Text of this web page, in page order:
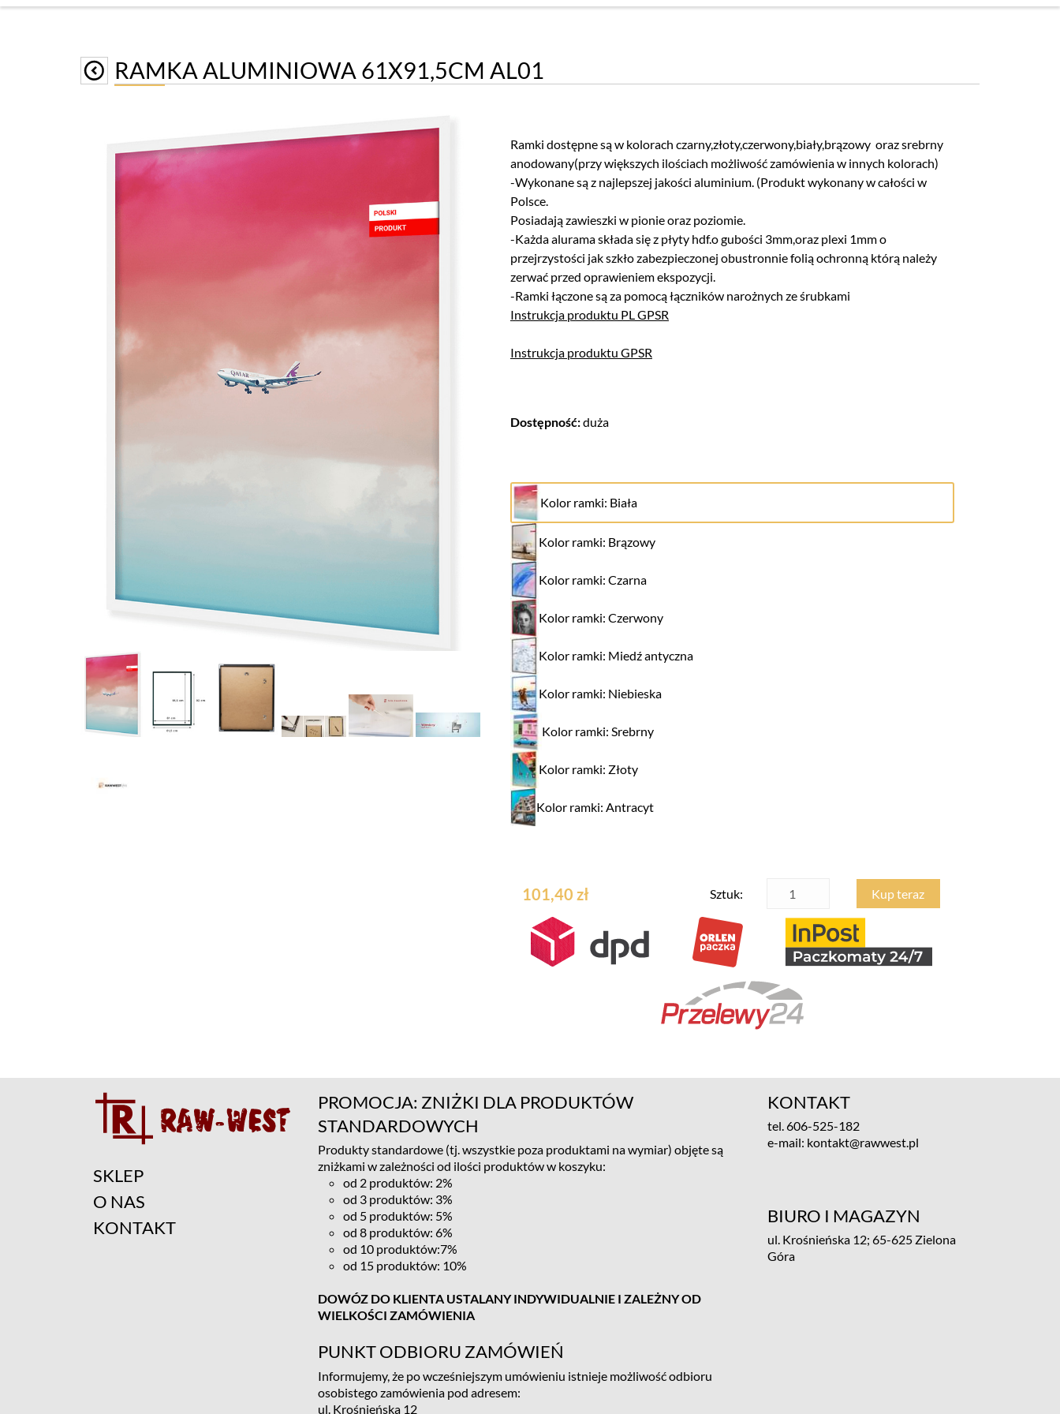
RAMKA ALUMINIOWA 61X91,5CM AL01
Ramki dostępne są w kolorach czarny,złoty,czerwony,biały,brązowy oraz srebrny
anodowany(przy większych ilościach możliwość zamówienia w innych kolorach)
-Wykonane są z najlepszej jakości aluminium. (Produkt wykonany w całości w
Polsce.
Posiadają zawieszki w pionie oraz poziomie.
-Każda alurama składa się z płyty hdf.o gubości 3mm,oraz plexi 1mm o
przejrzystości jak szkło zabezpieczonej obustronnie folią ochronną którą należy
zerwać przed oprawieniem ekspozycji.
-Ramki łączone są za pomocą łączników narożnych ze śrubkami
Instrukcja produktu PL GPSR
Instrukcja produktu GPSR
Dostępność:duża
Kolor ramki: Biała
Kolor ramki: Brązowy
Kolor ramki: Czarna
Kolor ramki: Czerwony
Kolor ramki: Miedź antyczna
Kolor ramki: Niebieska
Kolor ramki: Srebrny
Kolor ramki: Złoty
Kolor ramki: Antracyt
101,40 zł Sztuk: Kup teraz
SKLEP
O NAS
KONTAKT
PROMOCJA: ZNIŻKI DLA PRODUKTÓW
STANDARDOWYCH
Produkty standardowe (tj. wszystkie poza produktami na wymiar) objęte są
zniżkami w zależności od ilości produktów w koszyku:
od 2 produktów: 2%
od 3 produktów: 3%
od 5 produktów: 5%
od 8 produktów: 6%
od 10 produktów:7%
od 15 produktów: 10%
DOWÓZ DO KLIENTA USTALANY INDYWIDUALNIE I ZALEŻNY OD
WIELKOŚCI ZAMÓWIENIA
PUNKT ODBIORU ZAMÓWIEŃ
Informujemy, że po wcześniejszym umówieniu istnieje możliwość odbioru
osobistego zamówienia pod adresem:
ul. Krośnieńska 12
KONTAKT
tel.606-525-182
e-mail: kontakt@rawwest.pl
BIURO I MAGAZYN
ul. Krośnieńska 12; 65-625 Zielona
Góra